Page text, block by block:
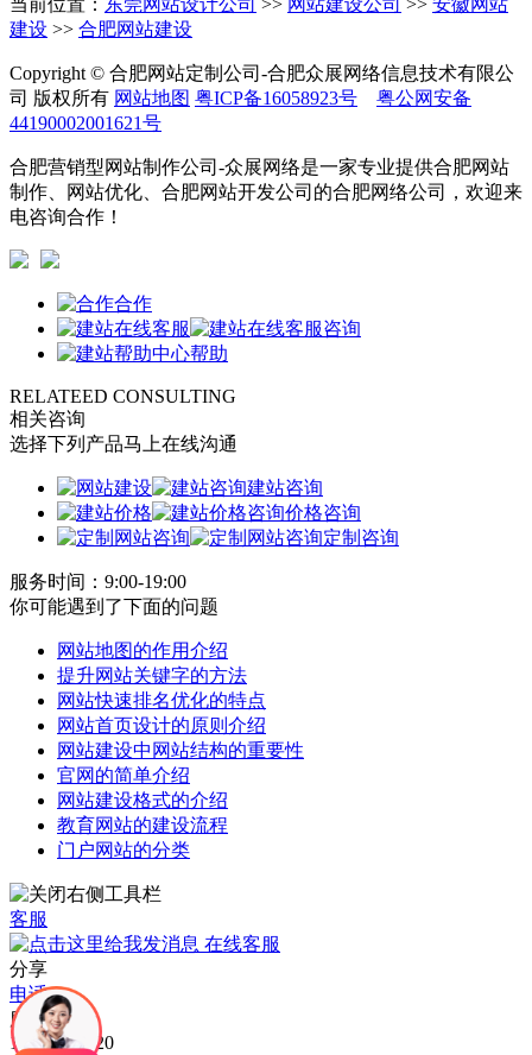
建设 >> 合肥网站建设
Copyright © 合肥网站定制公司-合肥众展网络信息技术有限公
司 版权所有 网站地图 粤ICP备16058923号
粤公网安备
44190002001621号
合肥营销型网站制作公司-众展网络是一家专业提供合肥网站
制作、网站优化、合肥网站开发公司的合肥网络公司，欢迎来
电咨询合作！
合作
咨询
帮助
RELATEED CONSULTING
相关咨询
选择下列产品马上在线沟通
建站咨询
价格咨询
定制咨询
服务时间：9:00-19:00
你可能遇到了下面的问题
网站地图的作用介绍
提升网站关键字的方法
网站快速排名优化的特点
网站首页设计的原则介绍
网站建设中网站结构的重要性
官网的简单介绍
网站建设格式的介绍
教育网站的建设流程
门户网站的分类
客服
在线客服
分享
电话
服务电话：
15015300720